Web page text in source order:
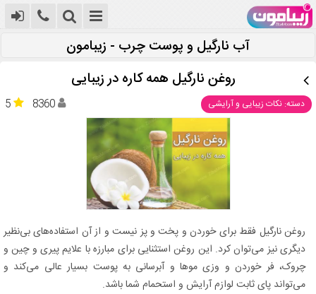
آب نارگیل و پوست چرب - زیبامون
روغن نارگیل همه کاره در زیبایی
دسته: نکات زیبایی و آرایشی 5 8360
روغن نارگیل فقط برای خوردن و پخت و پز نیست و از آن استفاده‌های بی‌نظیر
دیگری نیز می‌توان کرد. این روغن استثنایی برای مبارزه با علایم پیری و چین و
چروک، فر خوردن و وزی موها و آبرسانی به پوست بسیار عالی می‌کند و
می‌تواند پای ثابت لوازم آرایش و استحمام شما باشد.